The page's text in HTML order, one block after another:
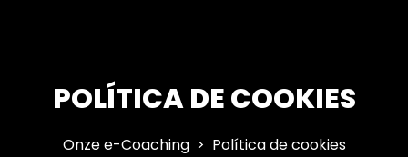
POLÍTICA DE COOKIES
Onze e-Coaching Política de cookies